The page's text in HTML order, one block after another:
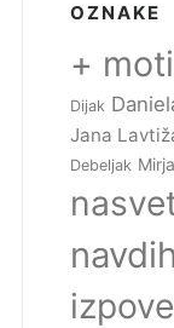
OZNAKE
+
Dijak
Jana
Debeljak
navdih